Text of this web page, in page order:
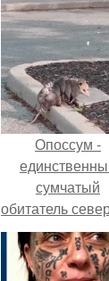
Опоссум -
сумчатый
обитатель
америки.